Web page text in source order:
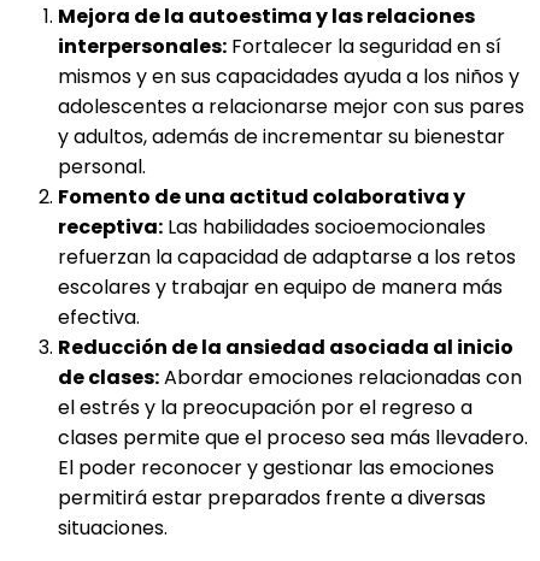
Mejora de la autoestima y las relaciones
interpersonales: Fortalecer la seguridad en sí
mismos y en sus capacidades ayuda a los niños y
adolescentes a relacionarse mejor con sus pares
y adultos, además de incrementar su bienestar
personal.
Fomento de una actitud colaborativa y
receptiva: Las habilidades socioemocionales
refuerzan la capacidad de adaptarse a los retos
escolares y trabajar en equipo de manera más
efectiva.
Reducción de la ansiedad asociada al inicio
de clases:Abordar emociones relacionadas con
el estrés y la preocupación por el regreso a
clases permite que el proceso sea más llevadero.
El poder reconocer y gestionar las emociones
permitirá estar preparados frente a diversas
situaciones.